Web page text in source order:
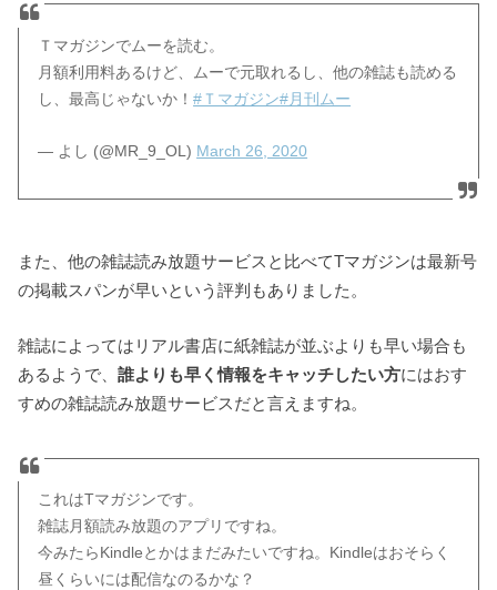
Ｔマガジンでムーを読む。
月額利用料あるけど、ムーで元取れるし、他の雑誌も読める
し、最高じゃないか！#Ｔマガジン#月刊ムー
— よし (@MR_9_OL) March 26, 2020
また、他の雑誌読み放題サービスと比べてTマガジンは最新号
の掲載スパンが早いという評判もありました。
雑誌によってはリアル書店に紙雑誌が並ぶよりも早い場合も
あるようで、誰よりも早く情報をキャッチしたい方にはおす
すめの雑誌読み放題サービスだと言えますね。
これはTマガジンです。
雑誌月額読み放題のアプリですね。
今みたらKindleとかはまだみたいですね。Kindleはおそらく
昼くらいには配信なのるかな？